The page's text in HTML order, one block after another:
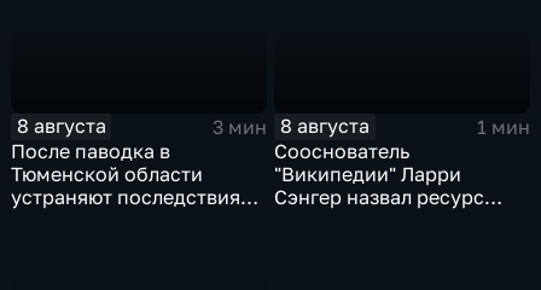
8 августа
3 мин
После паводка в
Тюменской области
устраняют последствия
8 августа
1 мин
Сооснователь
"Википедии" Ларри
Сэнгер назвал ресурс